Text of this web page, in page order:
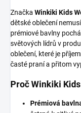
Značka Winkiki Kids
dětské oblečení
prémiové bavlny
světových lídrů v
oblečení, které je
časté praní a přitom
Proč Winkiki
Prémiová